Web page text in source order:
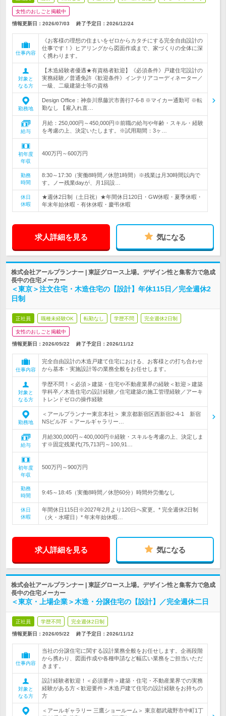
女性のおしごと掲載中
情報更新日：2026/07/03 終了予定日： 2026/12/24
仕事内容
《お客様の理想の住まいをゼロからカタチにする完全自由設計の
仕事です！》ヒアリングから図面作成まで、家づくりの全体に深
く携わります。
対象と
なる方
【木造経験者優遇★有資格者歓迎】《必須条件》戸建住宅設計の
実務経験／普通免許《歓迎条件》インテリアコーディネーター／
一級、二級建築士等の資格
勤務地
Design Office：神奈川県藤沢市善行7-6-8 ※マイカー通勤可 ※転
勤なし 【雇入れ直…
給与
月給：250,000円～450,000円※前職の給与や年齢・スキル・経験
を考慮の上、決定いたします。※試用期間：3ヶ…
初年度
年収
400万円～600万円
勤務
時間
8:30～17:30（実働8時間／休憩1時間）※残業は月30時間以内で
す。ノー残業dayが、月1回設…
休日
休暇
★週休2日制（土日祝）★年間休日120日・GW休暇・夏季休暇・
年末年始休暇・有休休暇・慶弔休暇
求人詳細を見る 気になる
株式会社アールプランナー | 東証グロース上場。デザイン性と集客力で急成
長中の住宅メーカー
＜東京＞注文住宅・木造住宅の【設計】年休115日／完全週休2
日制
正社員 職種未経験OK 転勤なし 学歴不問 完全週休2日制
女性のおしごと掲載中
情報更新日：2026/05/22 終了予定日： 2026/11/12
仕事内容
完全自由設計の木造戸建て住宅における、お客様との打ち合わせ
から基本・実施設計等の業務全般をお任せします。
対象と
なる方
学歴不問！＜必須＞建築・住宅や不動産業界の経験＜歓迎＞建築
学科卒／木造住宅の設計経験／住宅建築の施工管理経験／アーキ
トレンドゼロの操作経験
勤務地
＜アールプランナー東京本社＞ 東京都新宿区西新宿2-4-1 新宿
NSビル7F ＜アールギャラリー…
給与
月給300,000円～400,000円※経験・スキルを考慮の上、決定しま
す※固定残業代(75,713円～100,91…
初年度
年収
500万円～900万円
勤務
時間
9:45～18:45（実働8時間／休憩60分）時間外労働なし
休日
休暇
年間休日115日※2027年2月より120日へ変更。* 完全週休2日制
（火・水曜日）* 年末年始休暇…
求人詳細を見る 気になる
株式会社アールプランナー | 東証グロース上場。デザイン性と集客力で急成
長中の住宅メーカー
＜東京・上場企業＞木造・分譲住宅の【設計】／完全週休二日
正社員 学歴不問 完全週休2日制
情報更新日：2026/05/22 終了予定日： 2026/11/12
仕事内容
当社の分譲住宅に関する設計業務全般をお任せします。企画段階
から携わり、図面作成や各種申請など幅広い業務をご担当いただ
きます。
対象と
なる方
設計経験者歓迎！＜必須要件＞建築・住宅・不動産業界での実務
経験がある方＜歓迎要件＞木造戸建て住宅の設計経験をお持ちの
方
＜アールギャラリー 三鷹ショールーム＞ 東京都武蔵野市中町1丁